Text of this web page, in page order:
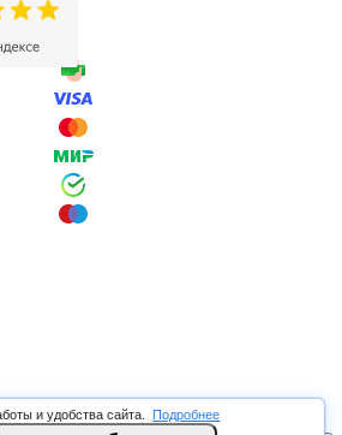
и удобства сайта. Подробнее
- Оптовая продажа кабеля